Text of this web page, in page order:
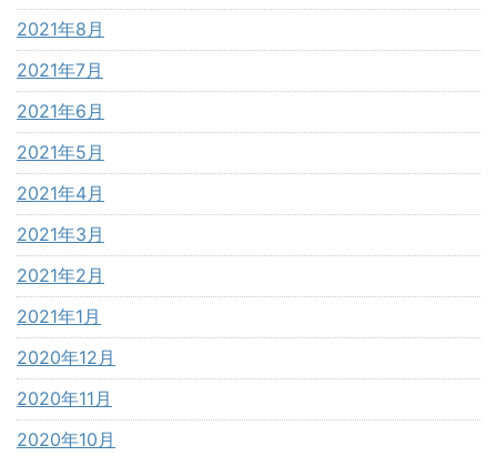
2021年8月
2021年7月
2021年6月
2021年5月
2021年4月
2021年3月
2021年2月
2021年1月
2020年12月
2020年11月
2020年10月